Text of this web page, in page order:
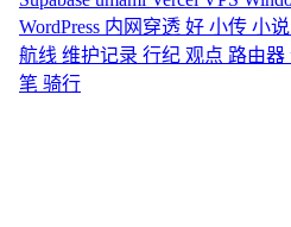
WordPress 内网穿透 好 小传 小说
航线 维护记录 行纪 观点 路由器
笔 骑行